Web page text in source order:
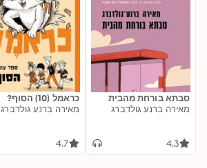
סבתא בורחת מהבית
מאירה ברנע גולדברג
4.3
כראמל (10) הסוף?
מאירה ברנע גולדברג
4.7